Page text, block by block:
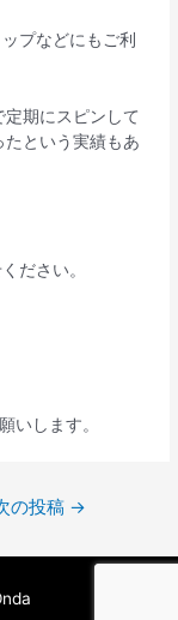
プなどにもご利
定期にスピンして
という実績もあ
ださい。
いします。
の投稿 →